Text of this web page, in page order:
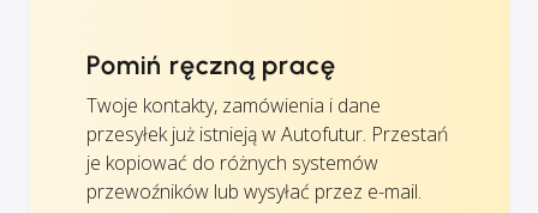
Pomiń ręczną pracę
Twoje kontakty, zamówienia i dane
przesyłek już istnieją w Autofutur. Przestań
je kopiować do różnych systemów
przewoźników lub wysyłać przez e-mail.